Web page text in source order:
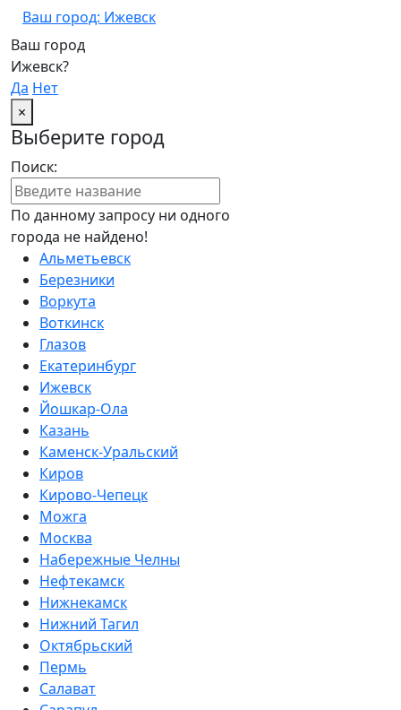
Ваш город: Ижевск
Ваш город
Ижевск?
Да Нет
×
Выберите город
Поиск:
По данному запросу ни одного
города не найдено!
Альметьевск
Березники
Воркута
Воткинск
Глазов
Екатеринбург
Ижевск
Йошкар-Ола
Казань
Каменск-Уральский
Киров
Кирово-Чепецк
Можга
Москва
Набережные Челны
Нефтекамск
Нижнекамск
Нижний Тагил
Октябрьский
Пермь
Салават